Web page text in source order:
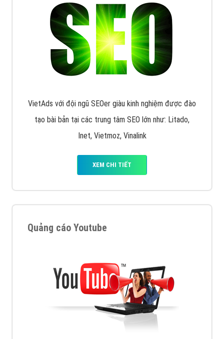
VietAds với đội ngũ SEOer giàu kinh nghiệm được đào
tạo bài bản tại các trung tâm SEO lớn như: Litado,
Inet, Vietmoz, Vinalink
XEM CHI TIẾT
Quảng cáo Youtube